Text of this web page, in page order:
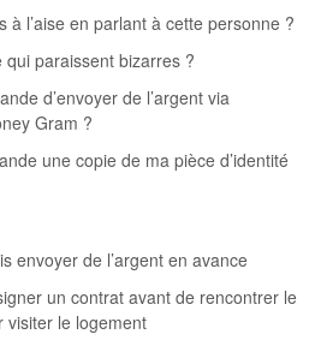
à l’aise en parlant à cette personne ?
paraissent bizarres ?
d’envoyer de l’argent via
Gram ?
une copie de ma pièce d’identité
envoyer de l’argent en avance
un contrat avant de rencontrer le
visiter le logement